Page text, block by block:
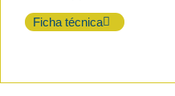
Ficha técnica